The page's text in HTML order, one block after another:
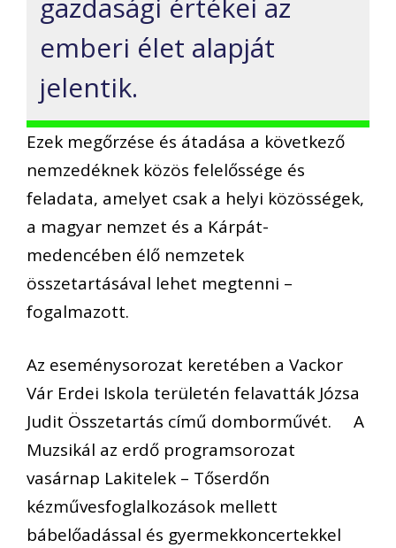
emberi élet alapját
jelentik.
Ezek megőrzése és átadása a következő
nemzedéknek közös felelőssége és
feladata, amelyet csak a helyi közösségek,
a magyar nemzet és a Kárpát-
medencében élő nemzetek
összetartásával lehet megtenni –
fogalmazott.
Az eseménysorozat keretében a Vackor
Vár Erdei Iskola területén felavatták Józsa
Judit Összetartás című domborművét. A
Muzsikál az erdő programsorozat
vasárnap Lakitelek – Tőserdőn
kézművesfoglalkozások mellett
bábelőadással és gyermekkoncertekkel